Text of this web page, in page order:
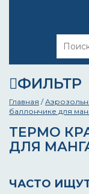
ФИЛЬТР
Главная /
баллончике для
ТЕРМО
ДЛЯ
ЧАСТО